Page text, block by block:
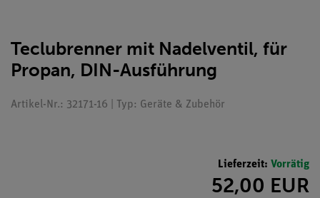
Teclubrenner mit Nadelventil, für
Propan, DIN-Ausführung
Artikel-Nr.: 32171-16 | Typ: Geräte & Zubehör
Lieferzeit: Vorrätig
52,00 EUR